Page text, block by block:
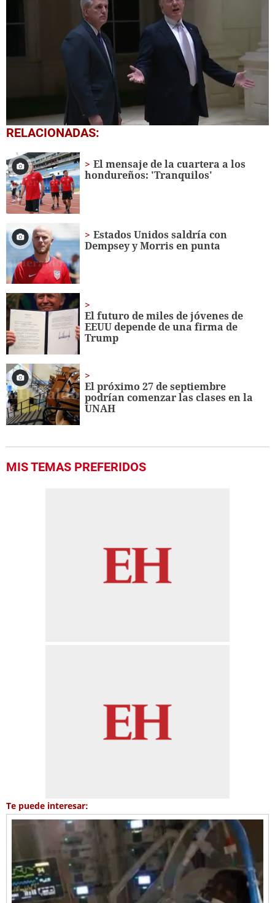
0
seconds
45
seconds
RELACIONADAS:
El mensaje de la cuartera a los
hondureños: 'Tranquilos'
Estados Unidos saldría con
Dempsey y Morris en punta
El futuro de miles de jóvenes de
EEUU depende de una firma de
Trump
El próximo 27 de septiembre
podrían comenzar las clases en la
UNAH
MIS TEMAS PREFERIDOS
Te puede interesar: